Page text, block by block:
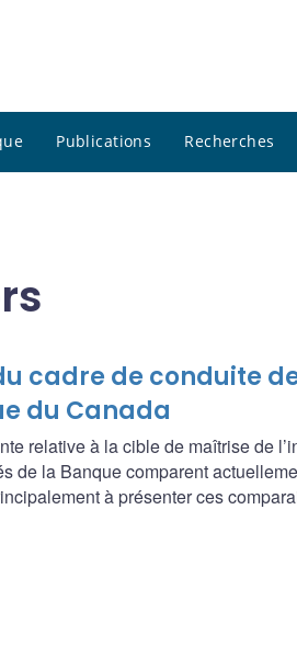
Publications Recherches
cadre de conduite
du Canada
relative à la cible de maîtrise de
de la Banque comparent
à présenter ces